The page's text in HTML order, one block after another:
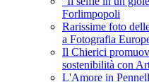
Forlimpopoli
Rarissime foto
a Fotografia
Il Chierici
sostenibilità con
L'Amore in